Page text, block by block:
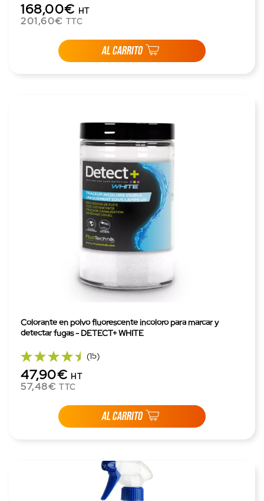
168,00€ HT
201,60€ TTC
AL CARRITO
Colorante en polvo fluorescente incoloro para marcar y
detectar fugas - DETECT+ WHITE
(15)
47,90€ HT
57,48€ TTC
AL CARRITO